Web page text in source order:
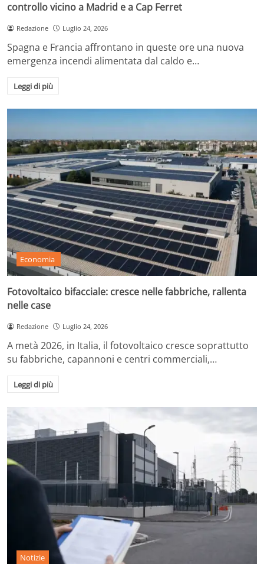
controllo vicino a Madrid e a Cap Ferret
Redazione Luglio 24, 2026
Spagna e Francia affrontano in queste ore una nuova
emergenza incendi alimentata dal caldo e…
Leggi di più
Economia
Fotovoltaico bifacciale: cresce nelle fabbriche, rallenta
nelle case
Redazione Luglio 24, 2026
A metà 2026, in Italia, il fotovoltaico cresce soprattutto
su fabbriche, capannoni e centri commerciali,…
Leggi di più
Notizie